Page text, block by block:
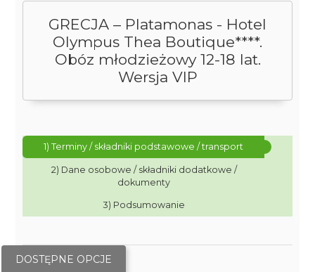
GRECJA – Platamonas - Hotel
Olympus Thea Boutique****.
Obóz młodzieżowy 12-18 lat.
Wersja VIP
1) Terminy / składniki podstawowe / transport
2) Dane osobowe / składniki dodatkowe /
dokumenty
3) Podsumowanie
DOSTĘPNE OPCJE